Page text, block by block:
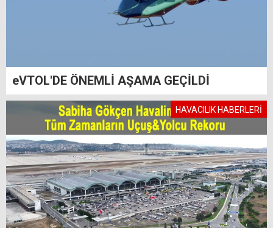
eVTOL'DE ÖNEMLİ AŞAMA GEÇİLDİ
HAVACILIK HABERLERİ